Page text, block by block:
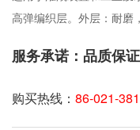
高弹编织层。外层：耐磨
服务承诺：品质保
购买热线： 86-021-